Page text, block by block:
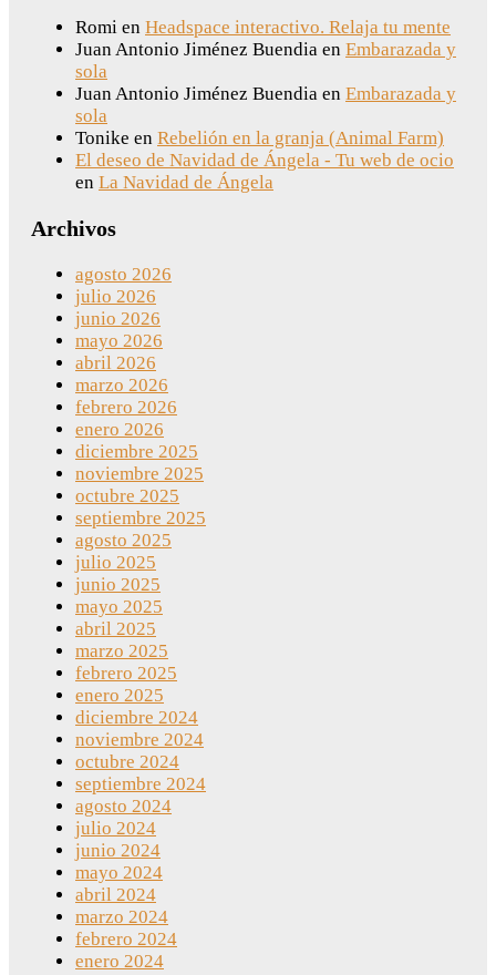
Romi en Headspace interactivo. Relaja tu mente
Juan Antonio Jiménez Buendia en Embarazada y
sola
Juan Antonio Jiménez Buendia en Embarazada y
sola
Tonike en Rebelión en la granja (Animal Farm)
El deseo de Navidad de Ángela - Tu web de ocio
en La Navidad de Ángela
Archivos
agosto 2026
julio 2026
junio 2026
mayo 2026
abril 2026
marzo 2026
febrero 2026
enero 2026
diciembre 2025
noviembre 2025
octubre 2025
septiembre 2025
agosto 2025
julio 2025
junio 2025
mayo 2025
abril 2025
marzo 2025
febrero 2025
enero 2025
diciembre 2024
noviembre 2024
octubre 2024
septiembre 2024
agosto 2024
julio 2024
junio 2024
mayo 2024
abril 2024
marzo 2024
febrero 2024
enero 2024